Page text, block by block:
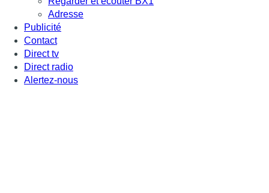
Adresse
Publicité
Contact
Direct tv
Direct radio
Alertez-nous